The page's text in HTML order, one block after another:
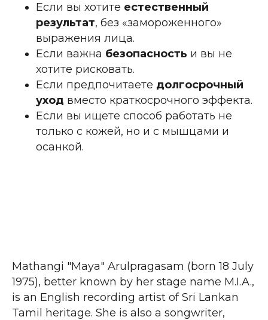
Если вы хотите естественный
результат, без «замороженного»
выражения лица.
Если важна безопасность и вы не
хотите рисковать.
Если предпочитаете долгосрочный
уход вместо краткосрочного эффекта.
Если вы ищете способ работать не
только с кожей, но и с мышцами и
осанкой.
Mathangi "Maya" Arulpragasam (born 18 July
1975), better known by her stage name M.I.A.,
is an English recording artist of Sri Lankan
Tamil heritage. She is also a songwriter,